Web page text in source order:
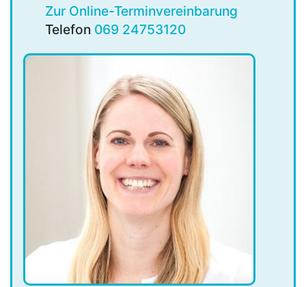
Zur Online-Terminvereinbarung
Telefon 069 24753120